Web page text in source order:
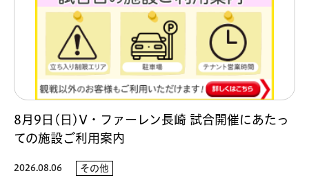
8月9日(日)V・ファーレン長崎 試合開催にあたっ
ての施設ご利用案内
2026.08.06 その他